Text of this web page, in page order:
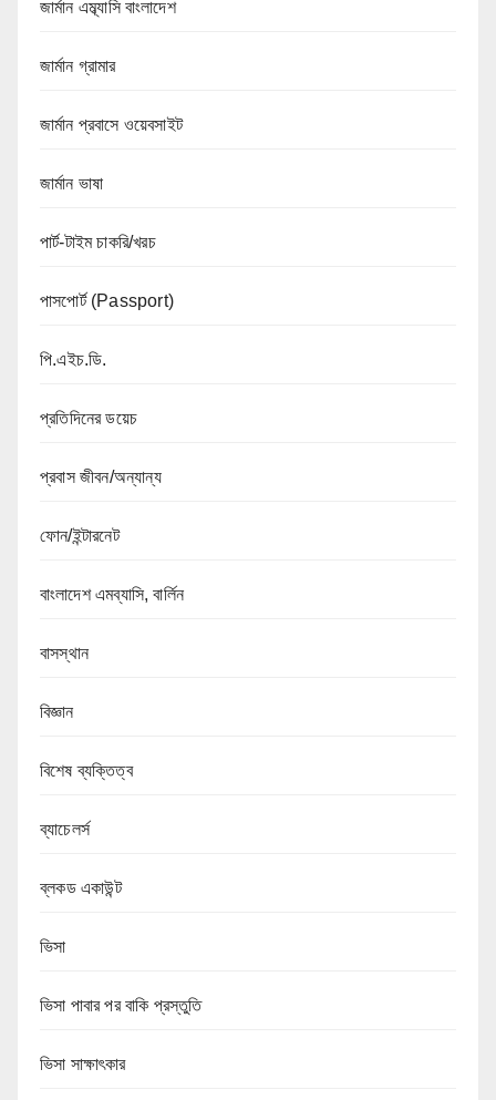
জার্মান এম্ব্যাসি বাংলাদেশ
জার্মান গ্রামার
জার্মান প্রবাসে ওয়েবসাইট
জার্মান ভাষা
পার্ট-টাইম চাকরি/খরচ
পাসপোর্ট (Passport)
পি.এইচ.ডি.
প্রতিদিনের ডয়েচ
প্রবাস জীবন/অন্যান্য
ফোন/ইন্টারনেট
বাংলাদেশ এমব্যাসি, বার্লিন
বাসস্থান
বিজ্ঞান
বিশেষ ব্যক্তিত্ব
ব্যাচেলর্স
ব্লকড একাউন্ট
ভিসা
ভিসা পাবার পর বাকি প্রস্তুতি
ভিসা সাক্ষাৎকার